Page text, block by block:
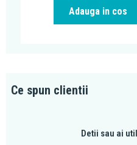
Adauga in cos
Ce spun clientii
Detii sau ai